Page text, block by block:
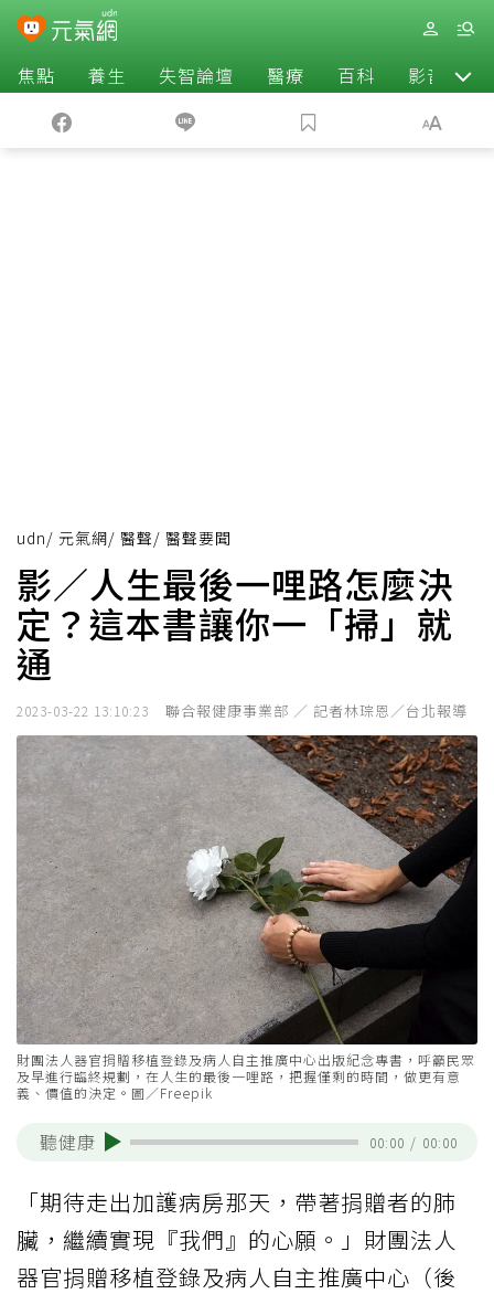
焦點 養生 失智論壇 醫療 百科 影音
udn/ 元氣網/ 醫聲/ 醫聲要聞
影／人生最後一哩路怎麼決
定？這本書讓你一「掃」就
通
2023-03-22 13:10:23 聯合報健康事業部 ／ 記者林琮恩／台北報導
財團法人器官捐贈移植登錄及病人自主推廣中心出版紀念專書，呼籲民眾
及早進行臨終規劃，在人生的最後一哩路，把握僅剩的時間，做更有意
義、價值的決定。圖／Freepik
聽健康 00:00 / 00:00
「期待走出加護病房那天，帶著捐贈者的肺
臟，繼續實現『我們』的心願。」財團法人
器官捐贈移植登錄及病人自主推廣中心（後